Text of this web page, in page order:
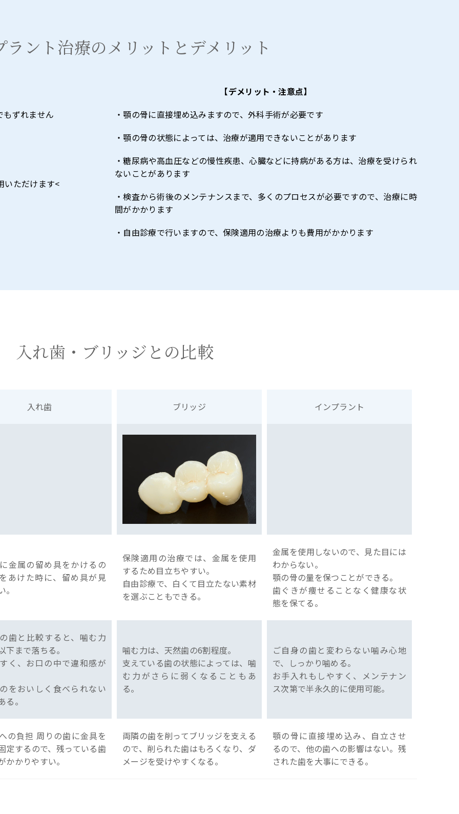
ラント治療のメリットとデメリット
もずれません
いただけます<
【デメリット・注意点】
・顎の骨に直接埋め込みますので、外科手術が必要です
・顎の骨の状態によっては、治療が適用できないことがあります
・糖尿病や高血圧などの慢性疾患、心臓などに持病がある方は、治療を受けられ
ないことがあります
・検査から術後のメンテナンスまで、多くのプロセスが必要ですので、治療に時
間がかかります
・自由診療で行いますので、保険適用の治療よりも費用がかかります
入れ歯・ブリッジとの比較
入れ歯 ブリッジ インプラント
金属の留め具をかけるの
あけた時に、留め具が見
保険適用の治療では、金属を使用
するため目立ちやすい。
自由診療で、白くて目立たない素材
を選ぶこともできる。
金属を使用しないので、見た目には
わからない。
顎の骨の量を保つことができる。
歯ぐきが痩せることなく健康な状
態を保てる。
歯と比較すると、噛む力
下まで落ちる。
く、お口の中で違和感が
をおいしく食べられない
る。
噛む力は、天然歯の6割程度。
支えている歯の状態によっては、噛
む力がさらに弱くなることもあ
る。
ご自身の歯と変わらない噛み心地
で、しっかり噛める。
お手入れもしやすく、メンテナン
ス次第で半永久的に使用可能。
の負担 周りの歯に金具を
定するので、残っている歯
かかりやすい。
両隣の歯を削ってブリッジを支える
ので、削られた歯はもろくなり、ダ
メージを受けやすくなる。
顎の骨に直接埋め込み、自立させ
るので、他の歯への影響はない。残
された歯を大事にできる。